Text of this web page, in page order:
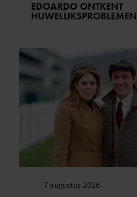
EDOARDO ONTKENT
HUWELIJKSPROBLEMEN
7 augustus 2026